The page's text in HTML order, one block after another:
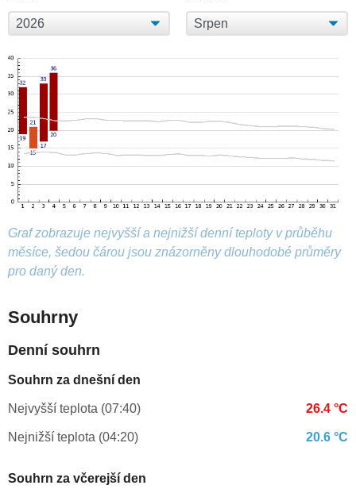
Graf zobrazuje nejvyšší a nejnižší denní teploty v průběhu
měsíce, šedou čárou jsou znázorněny dlouhodobé průměry
pro daný den.
Souhrny
Denní souhrn
Souhrn za dnešní den
Nejvyšší teplota (07:40) 26.4 °C
Nejnižší teplota (04:20) 20.6 °C
Souhrn za včerejší den